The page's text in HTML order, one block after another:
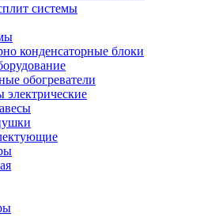
системы
конденсаторные блоки
обогреватели
электрические